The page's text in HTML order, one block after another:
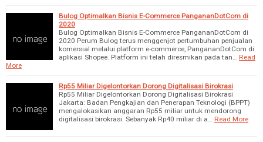
Bulog Optimalkan Bisnis E-Commerce PangananDotCom di
2020
Bulog Optimalkan Bisnis E-Commerce PangananDotCom di
2020 Perum Bulog terus menggenjot pertumbuhan penjualan
komersial melalui platform e-commerce, PangananDotCom di
aplikasi Shopee. Platform ini telah diresmikan pada tan… Read
More
Rp55 Miliar Digelontorkan Dorong Digitalisasi Birokrasi
Rp55 Miliar Digelontorkan Dorong Digitalisasi Birokrasi
Jakarta: Badan Pengkajian dan Penerapan Teknologi (BPPT)
mengalokasikan anggaran Rp55 miliar untuk mendorong
digitalisasi birokrasi. Sebanyak Rp40 miliar di a… Read More